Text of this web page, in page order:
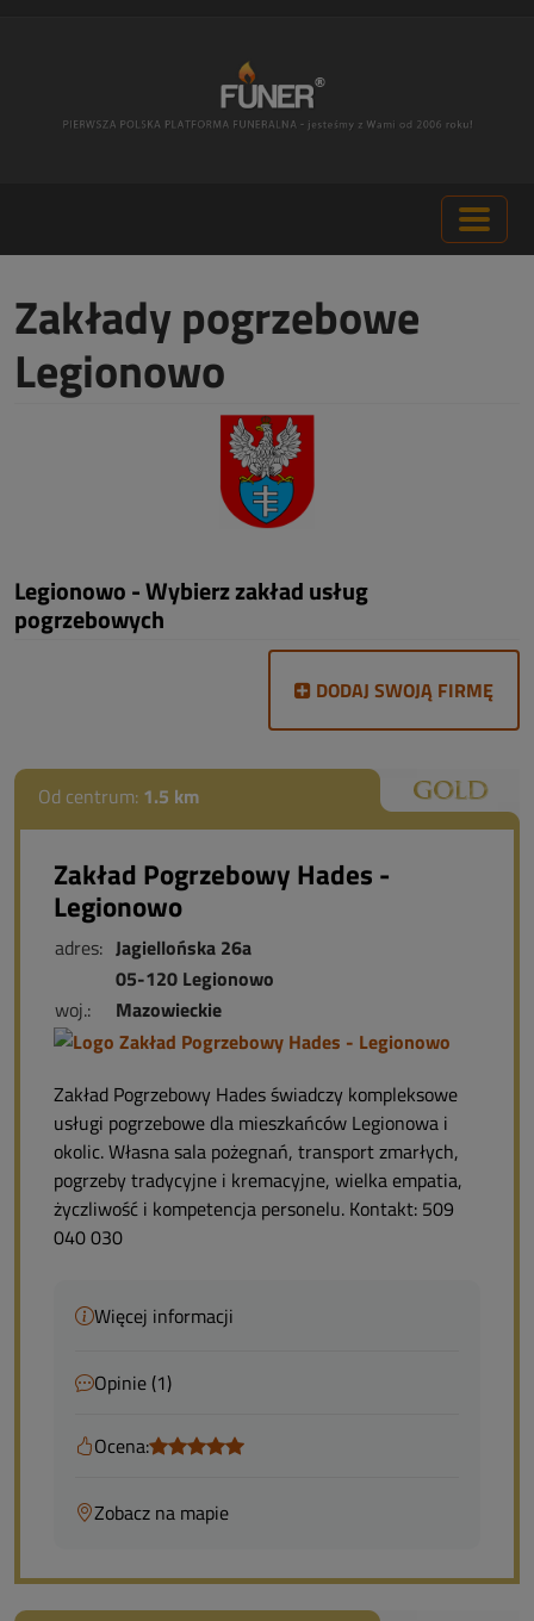
Zakłady pogrzebowe
Legionowo
Legionowo - Wybierz zakład usług
pogrzebowych
DODAJ SWOJĄ FIRMĘ
Od centrum: 1.5 km
Zakład Pogrzebowy Hades -
Legionowo
adres: Jagiellońska 26a
05-120 Legionowo
woj.:
Mazowieckie
Zakład Pogrzebowy Hades świadczy kompleksowe
usługi pogrzebowe dla mieszkańców Legionowa i
okolic. Własna sala pożegnań, transport zmarłych,
pogrzeby tradycyjne i kremacyjne, wielka empatia,
życzliwość i kompetencja personelu. Kontakt: 509
040 030
Więcej informacji
Opinie (1)
Ocena:
Zobacz na mapie